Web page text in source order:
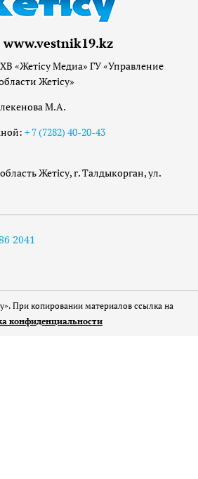
«Жетісу Медиа» ГУ «Управление
Жетісу»
М.А.
+ 7 (7282) 40-20-43
Жетісу, г. Талдыкорган, ул.
2041
При копировании материалов ссылка на
конфиденциальности